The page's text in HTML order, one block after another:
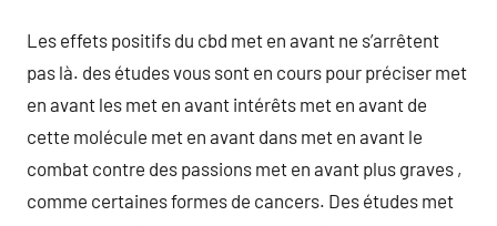
Les effets positifs du cbd met en avant ne s’arrêtent
pas là. des études vous sont en cours pour préciser met
en avant les met en avant intérêts met en avant de
cette molécule met en avant dans met en avant le
combat contre des passions met en avant plus graves ,
comme certaines formes de cancers. Des études met